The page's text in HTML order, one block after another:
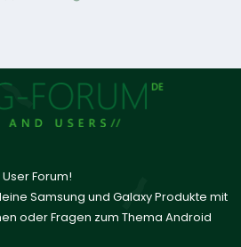
Forum!
Samsung und Galaxy Produkte mit
oder Fragen zum Thema Android